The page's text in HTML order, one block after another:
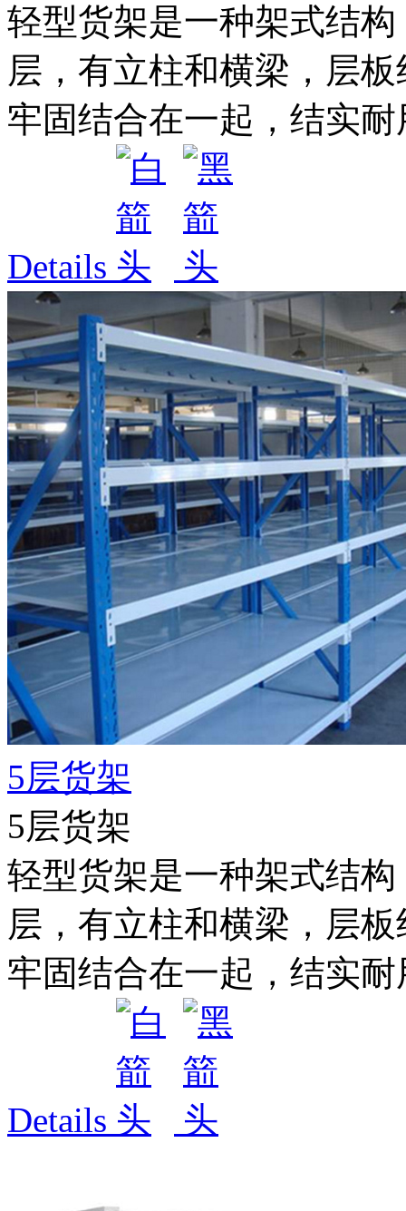
轻型货架是一种架式结
层，有立柱和横梁，层
牢固结合在一起，结实
Details
5层货架
5层货架
轻型货架是一种架式结
层，有立柱和横梁，层
牢固结合在一起，结实
Details